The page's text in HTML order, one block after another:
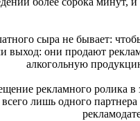
сыра не бывает:
выход: они продают
алкогольную
рекламного ролика в
лишь одного